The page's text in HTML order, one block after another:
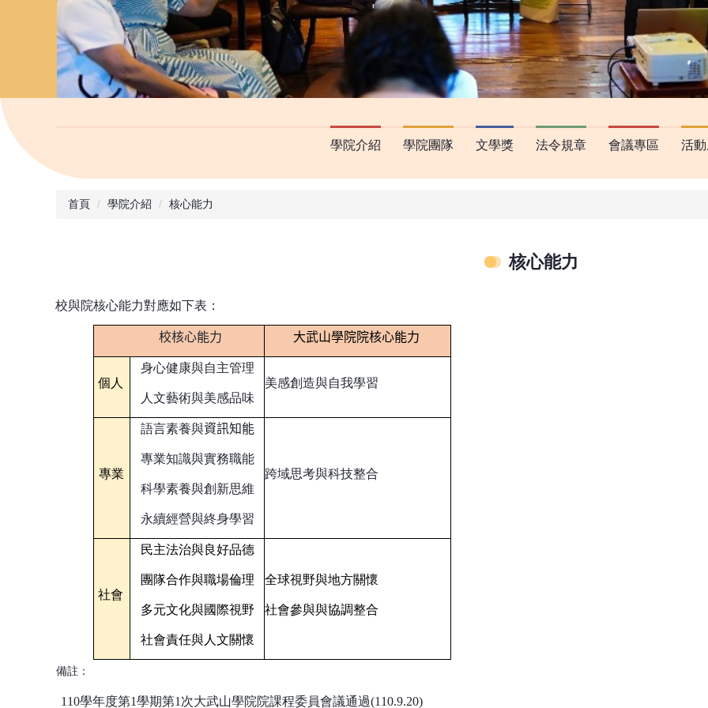
學院介紹 學院團隊 文學獎 法令規章 會議專區 活
首頁 學院介紹 核心能力
核心能力
校與院核心能力對應如下表：
校核心能力 大武山學院院核心能力
個人
身心健康與自主管理
人文藝術與美感品味
美感創造與自我學習
專業
語言素養與資訊知能
專業知識與實務職能
科學素養與創新思維
永續經營與終身學習
跨域思考與科技整合
社會
民主法治與良好品德
團隊合作與職場倫理
多元文化與國際視野
社會責任與人文關懷
全球視野與地方關懷
社會參與與協調整合
備註：
110學年度第1學期第1次大武山學院院課程委員會議通過(110.9.20)